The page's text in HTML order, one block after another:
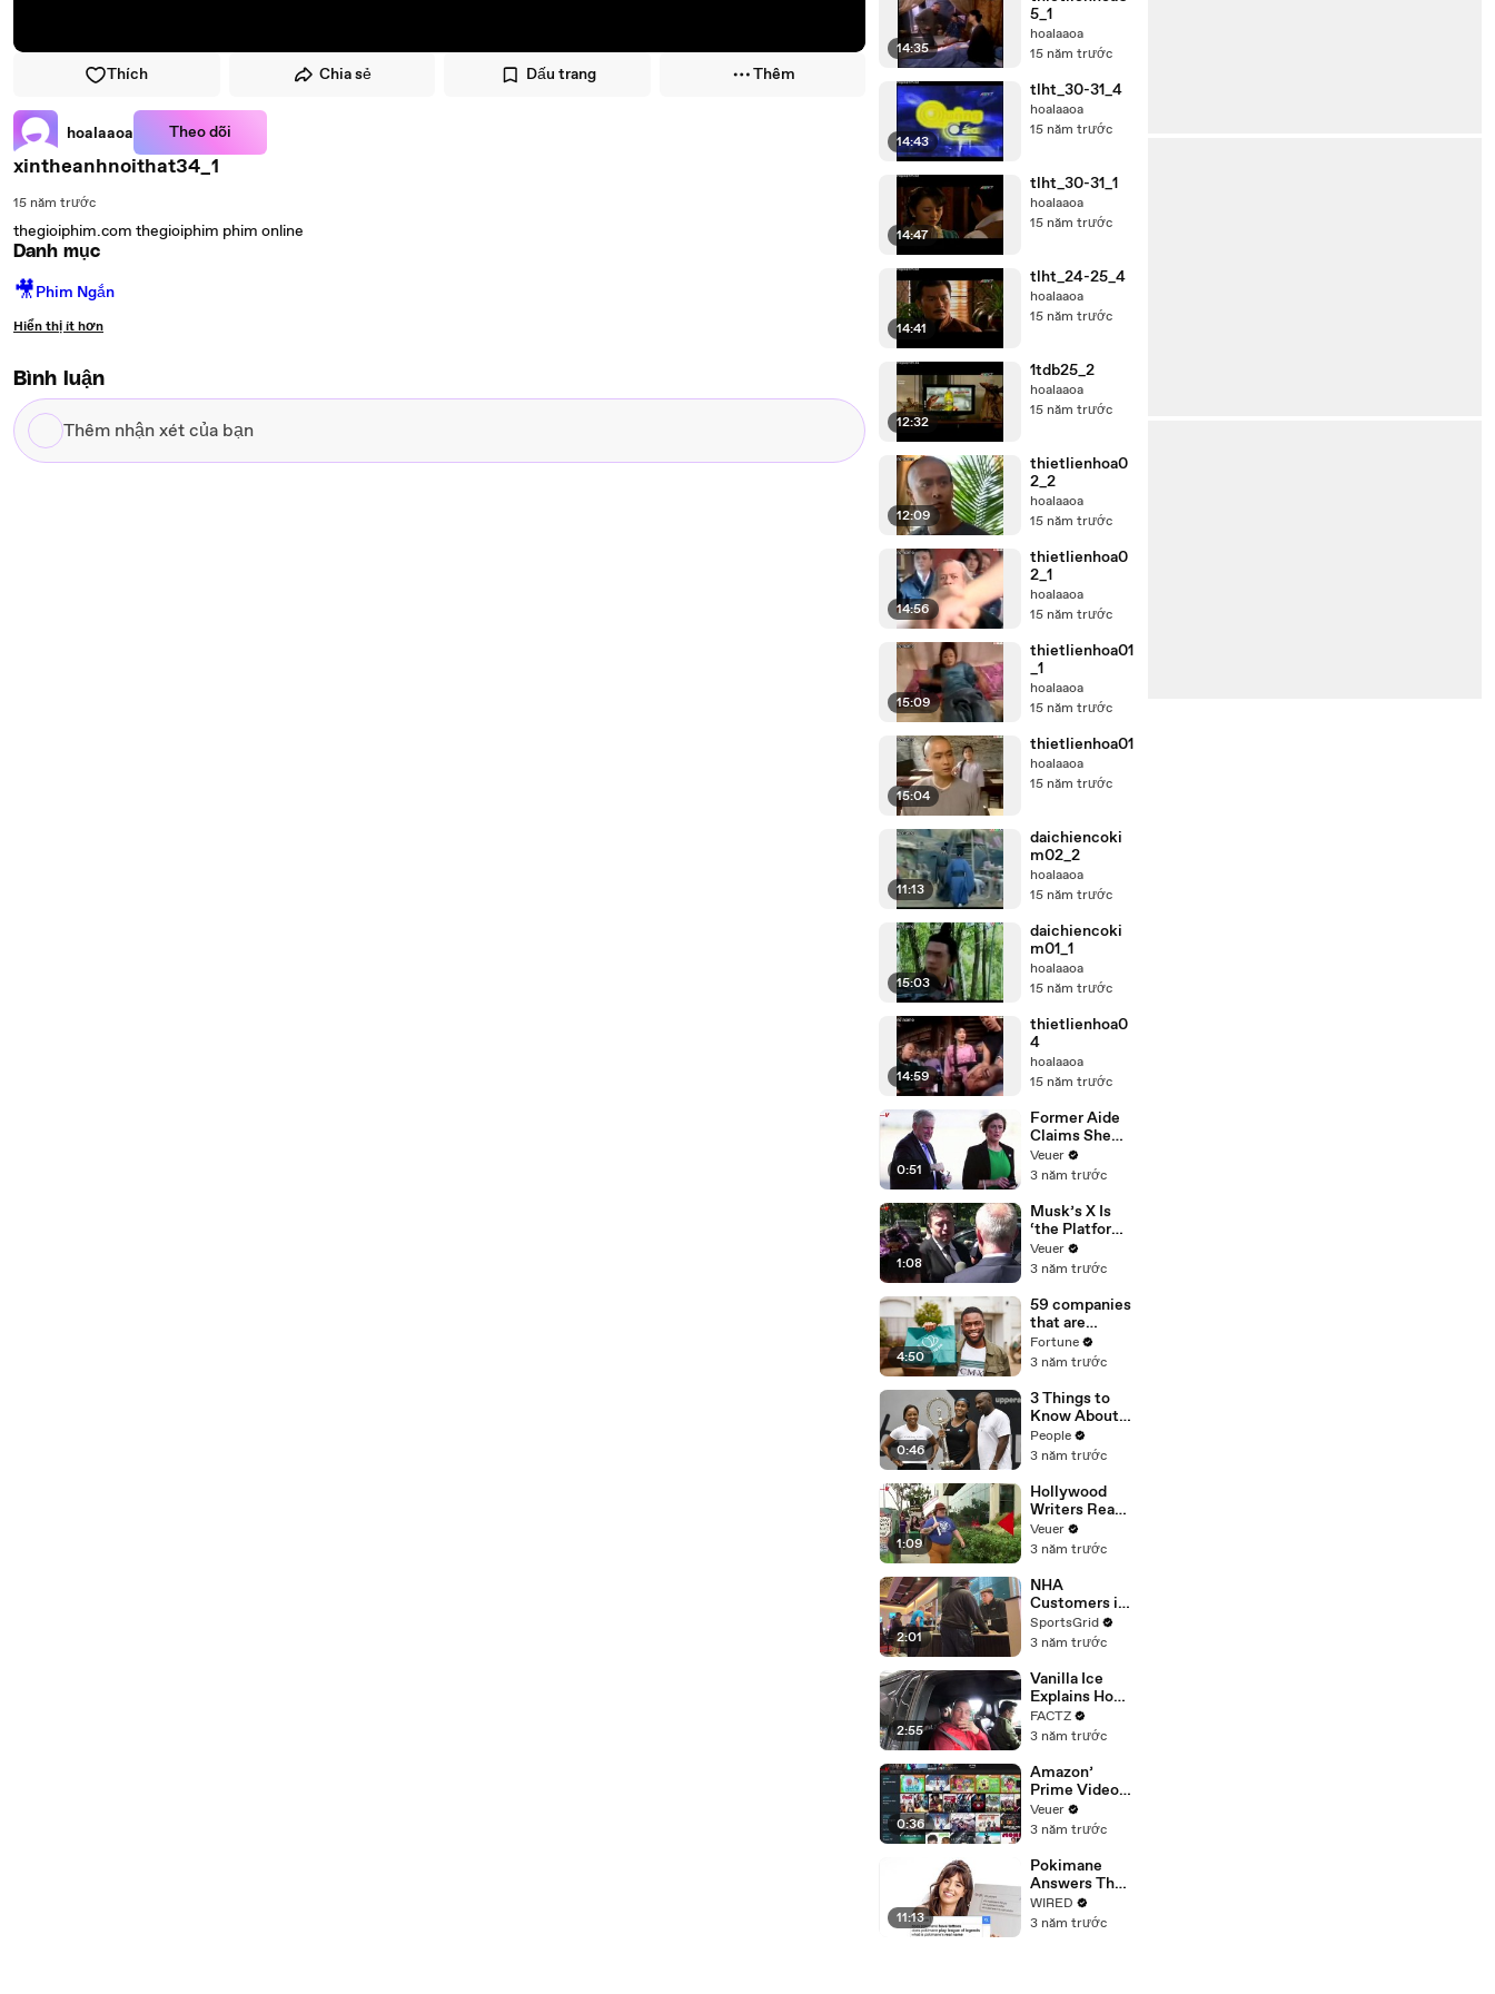
Thích Chia sẻ Dấu trang Thêm
hoalaaoa Theo dõi
xintheanhnoithat34_1
15 năm trước
thegioiphim.com thegioiphim phim online
Danh mục
🎥Phim Ngắn
Hiển thị ít hơn
Bình luận
Thêm
nhận
14:35
5_1
hoalaaoa
15 năm trước
14:43
tlht_30-31_4
hoalaaoa
15 năm trước
14:47
tlht_30-31_1
hoalaaoa
15 năm trước
14:41
tlht_24-25_4
hoalaaoa
15 năm trước
12:32
1tdb25_2
hoalaaoa
15 năm trước
12:09
thietlienhoa0
2_2
hoalaaoa
15 năm trước
14:56
thietlienhoa0
2_1
hoalaaoa
15 năm trước
15:09
thietlienhoa01
_1
hoalaaoa
15 năm trước
15:04
thietlienhoa01
hoalaaoa
15 năm trước
11:13
daichiencoki
m02_2
hoalaaoa
15 năm trước
15:03
daichiencoki
m01_1
hoalaaoa
15 năm trước
14:59
thietlienhoa0
4
hoalaaoa
15 năm trước
0:51
Former Aide
Claims She
Was Asked to
Make a ‘Hit
Trump
Veuer
3 năm trước
1:08
Musk’s X Is
‘the Platform
With the
Largest Ratio
Misinformatio
n or
Disinformatio
n’ Amongst
All Social
Media
Platforms
Veuer
3 năm trước
4:50
59 companies
that are
changing the
world: From
Chobani
Fortune
3 năm trước
0:46
3 Things to
Know About
Coco Gauff's
Parents
People
3 năm trước
1:09
Hollywood
Writers Reach
‘Tentative
Agreement’
After 146 Day
Strike
Veuer
3 năm trước
2:01
NHA
Customers in
Limbo as
Company
Potential
Merger
SportsGrid
3 năm trước
2:55
Vanilla Ice
Explains How
the 90’s
Shaped
FACTZ
3 năm trước
0:36
Amazon’
Prime Video
Will Show
Commercials
Year
Veuer
3 năm trước
11:13
Pokimane
Answers The
Web's Most
Searched
WIRED
3 năm trước